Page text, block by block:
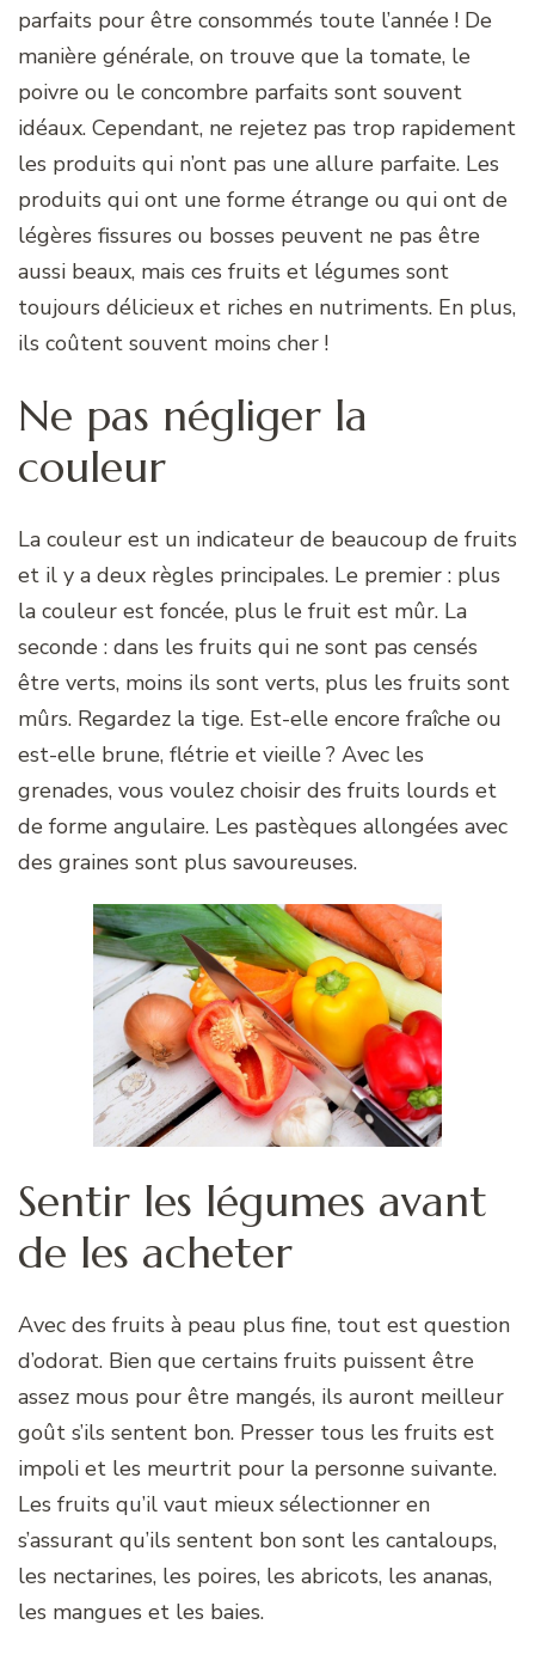
parfaits pour être consommés toute l’année ! De
manière générale, on trouve que la tomate, le
poivre ou le concombre parfaits sont souvent
idéaux. Cependant, ne rejetez pas trop rapidement
les produits qui n’ont pas une allure parfaite. Les
produits qui ont une forme étrange ou qui ont de
légères fissures ou bosses peuvent ne pas être
aussi beaux, mais ces fruits et légumes sont
toujours délicieux et riches en nutriments. En plus,
ils coûtent souvent moins cher !
Ne pas négliger la
couleur
La couleur est un indicateur de beaucoup de fruits
et il y a deux règles principales. Le premier : plus
la couleur est foncée, plus le fruit est mûr. La
seconde : dans les fruits qui ne sont pas censés
être verts, moins ils sont verts, plus les fruits sont
mûrs. Regardez la tige. Est-elle encore fraîche ou
est-elle brune, flétrie et vieille ? Avec les
grenades, vous voulez choisir des fruits lourds et
de forme angulaire. Les pastèques allongées avec
des graines sont plus savoureuses.
Sentir les légumes avant
de les acheter
Avec des fruits à peau plus fine, tout est question
d’odorat. Bien que certains fruits puissent être
assez mous pour être mangés, ils auront meilleur
goût s’ils sentent bon. Presser tous les fruits est
impoli et les meurtrit pour la personne suivante.
Les fruits qu’il vaut mieux sélectionner en
s’assurant qu’ils sentent bon sont les cantaloups,
les nectarines, les poires, les abricots, les ananas,
les mangues et les baies.